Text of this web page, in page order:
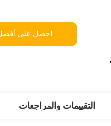
احصل على
التقييمات والمراجعات